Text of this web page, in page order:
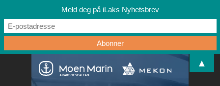
Meld deg på iLaks Nyhetsbrev
▲